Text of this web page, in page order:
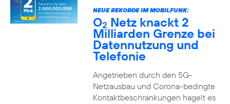
NEUE REKORDE IM MOBILFUNK:
O2 Netz knackt 2
Milliarden Grenze bei
Datennutzung und
Telefonie
Angetrieben durch den 5G-
Netzausbau und Corona-bedingte
Kontaktbeschränkungen hagelt es